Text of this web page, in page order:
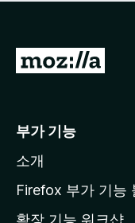
점
습
니
M
l
a
부가 기능
소개
Firefox 부가 기능
확장 기능 워크샵